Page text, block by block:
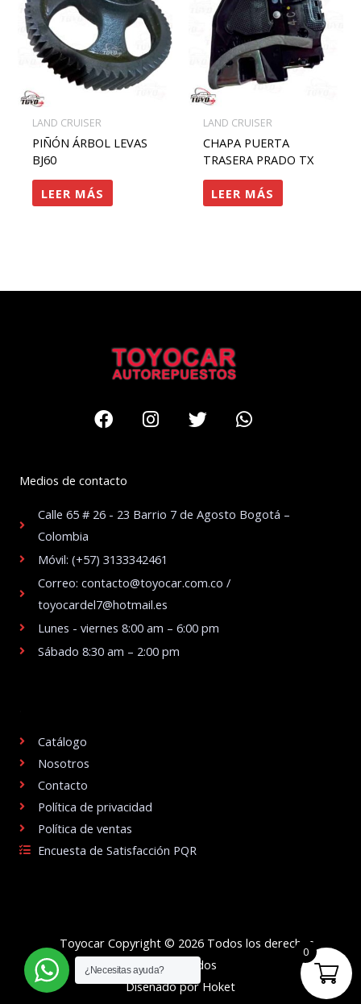
LAND CRUISER
PIÑÓN ÁRBOL LEVAS
BJ60
LEER MÁS
LAND CRUISER
CHAPA PUERTA
TRASERA PRADO TX
LEER MÁS
FacebookInstagram
TwitterWhatsapp
Medios de contacto
Calle 65 # 26 - 23 Barrio 7 de Agosto Bogotá –
Colombia
Móvil: (+57) 3133342461
Correo: contacto@toyocar.com.co /
toyocardel7@hotmail.es
Lunes - viernes 8:00 am – 6:00 pm
Sábado 8:30 am – 2:00 pm
Catálogo
Nosotros
Contacto
Política de privacidad
Política de ventas
Encuesta de Satisfacción PQR
Toyocar Copyright © 2026 Todos los derechos
reservados
Diseñado por Hoket
¿Necesitas ayuda?
0